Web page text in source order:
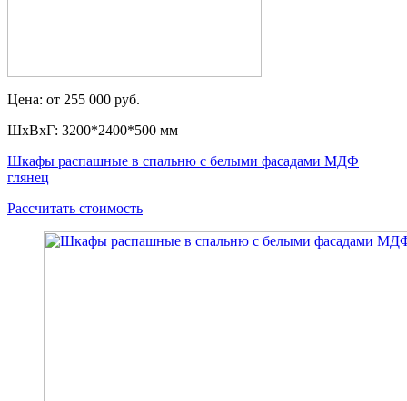
Цена: от 255 000 руб.
ШxВxГ: 3200*2400*500 мм
Шкафы распашные в спальню с белыми фасадами МДФ
глянец
Рассчитать стоимость